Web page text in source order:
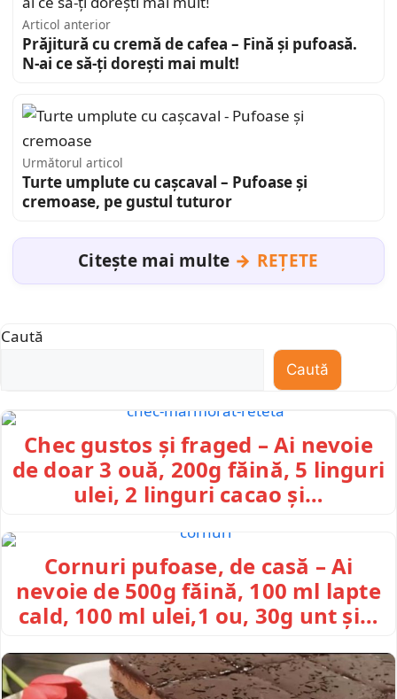
Articol anterior
Prăjitură cu cremă de cafea – Fină și pufoasă.
N-ai ce să-ți dorești mai mult!
Următorul articol
Turte umplute cu cașcaval – Pufoase și
cremoase, pe gustul tuturor
Citește mai multe REȚETE
Caută
Caută
Chec gustos și fraged – Ai nevoie
de doar 3 ouă, 200g făină, 5 linguri
ulei, 2 linguri cacao și…
Cornuri pufoase, de casă – Ai
nevoie de 500g făină, 100 ml lapte
cald, 100 ml ulei,1 ou, 30g unt și…